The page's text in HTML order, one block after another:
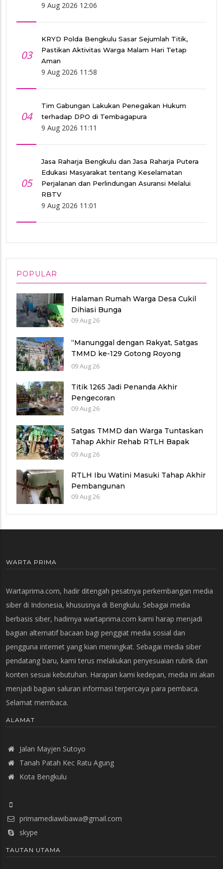
9 Aug 2026 12:06
03
KRYD Polda Bengkulu Sasar Sejumlah Titik,
Pastikan Aktivitas Warga Malam Hari Tetap
Aman
9 Aug 2026 11:58
04
Tim Gabungan Lakukan Penegakan Hukum
terhadap DPO di Tembagapura
9 Aug 2026 11:11
05
Jasa Raharja Bengkulu dan Jasa Raharja Putera
Edukasi Masyarakat tentang Keselamatan
Perjalanan dan Perlindungan Asuransi Melalui
RBTV
9 Aug 2026 11:01
POPULAR
Halaman Rumah Warga Desa Cukil
Dihiasi Bunga
09 Aug 26
“Manunggal dengan Rakyat, Satgas
TMMD ke-129 Gotong Royong
Pasang Genting Rumah Bu Sri”
09 Aug 26
Titik 1265 Jadi Penanda Akhir
Pengecoran
09 Aug 26
Satgas TMMD dan Warga Tuntaskan
Tahap Akhir Rehab RTLH Bapak
Tupar
09 Aug 26
RTLH Ibu Watini Masuki Tahap Akhir
Pembangunan
09 Aug 26
WARTA PRIMA
Wartaprima.com, hadir ditengah pesatnya perkembangan media
siber di Indonesia, khususnya di Bengkulu. Sebagai media
berbasis siber, hadirnya wartaprima.com kami harap menjadi
bagian alternatif bacaan bagi penggiat media sosial dan
pengguna internet yang kian meningkat. Sebagai media siber
pendatang baru, kami terus melakukan penyesuaian rubrik dan
konten sesuai kebutuhan. Harapan kami kedepan, media ini akan
menjadi bagian saluran informasi terpercaya para pembaca.
Selamat membaca.
ALAMAT
Jalan Mayjen Sutoyo
Tanah Patah Kec Ratu Agung
Kota Bengkulu
primamediawibawa@gmail.com
skype
TAUTAN UTAMA